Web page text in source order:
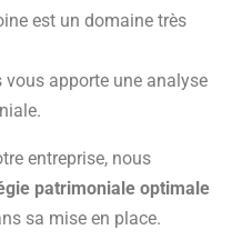
est un domaine très
apporte une analyse
entreprise, nous
patrimoniale optimale
sa mise en place.